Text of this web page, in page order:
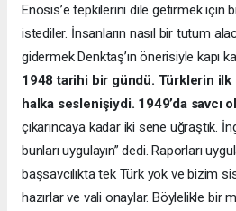
Enosis’e tepkilerini dile getirmek için
istediler. İnsanların nasıl bir tutum
gidermek Denktaş’ın önerisiyle kapı
1948 tarihi bir gündü. Türklerin ilk
halka seslenişiydi. 1949’da savcı
çıkarıncaya kadar iki sene uğraştık.
bunları uygulayın” dedi. Raporları
başsavcılıkta tek Türk yok ve bizim
hazırlar ve vali onaylar. Böylelikle bir